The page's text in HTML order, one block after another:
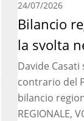
regionale:
manca
svolta
necessaria
24/07/2026
Bilancio
la svolta
Davide
contrario del
bilancio
REGIONALE,